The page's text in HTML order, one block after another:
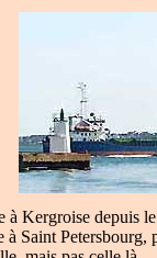
à Kergroise depuis
à Saint